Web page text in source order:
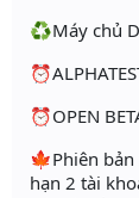
♻️Máy chủ
⏰OPEN
🍁Phiên bản
hạn 2 tài